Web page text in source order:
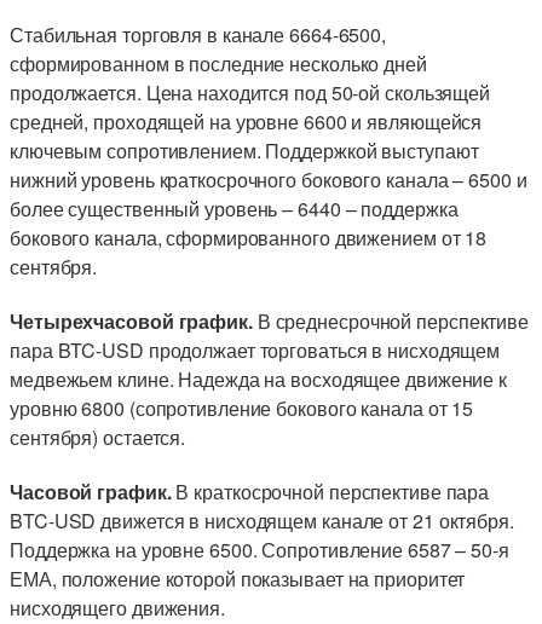
Стабильная торговля в канале 6664-6500,
сформированном в последние несколько дней
продолжается. Цена находится под 50-ой скользящей
средней, проходящей на уровне 6600 и являющейся
ключевым сопротивлением. Поддержкой выступают
нижний уровень краткосрочного бокового канала – 6500 и
более существенный уровень – 6440 – поддержка
бокового канала, сформированного движением от 18
сентября.
Четырехчасовой график.В среднесрочной перспективе
пара BTC-USD продолжает торговаться в нисходящем
медвежьем клине. Надежда на восходящее движение к
уровню 6800 (сопротивление бокового канала от 15
сентября) остается.
Часовой график.В краткосрочной перспективе пара
BTC-USD движется в нисходящем канале от 21 октября.
Поддержка на уровне 6500. Сопротивление 6587 – 50-я
ЕМА, положение которой показывает на приоритет
нисходящего движения.